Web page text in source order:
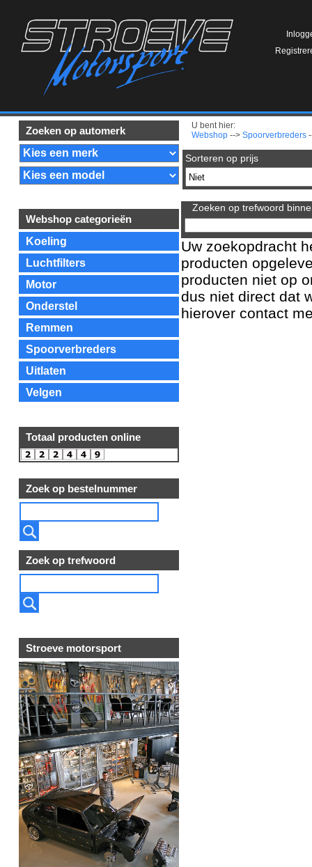
Zoeken op automerk
Webshop categorieën
Koeling
Luchtfilters
Motor
Onderstel
Remmen
Spoorverbreders
Uitlaten
Velgen
Totaal producten online
Zoek op bestelnummer
Zoek op trefwoord
Stroeve motorsport
U bent hier:
Webshop --> Spoorverbreders
Sorteren op prijs
Zoeken op trefwoord
Uw zoekopdracht
producten
producten niet op
dus niet direct dat
hierover contact